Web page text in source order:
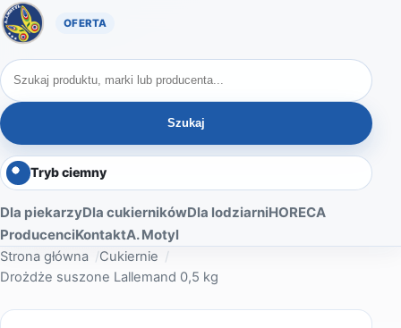
Oferta A. Motyl
Szukaj produktów
Szukaj
Tryb ciemny
Dla piekarzyDla cukiernikówDla lodziarniHORECA
ProducenciKontaktA. Motyl
Strona główna
Cukiernie
Drożdże suszone Lallemand 0,5 kg